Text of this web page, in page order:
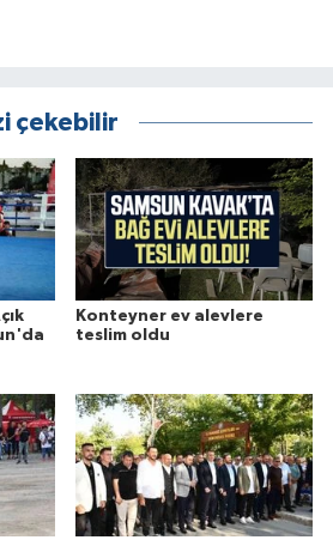
çekebilir
Konteyner ev alevlere
teslim oldu